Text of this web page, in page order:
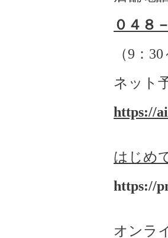
０４８
（9 ： 30
ネット
https://
はじめ
https://
オンラ